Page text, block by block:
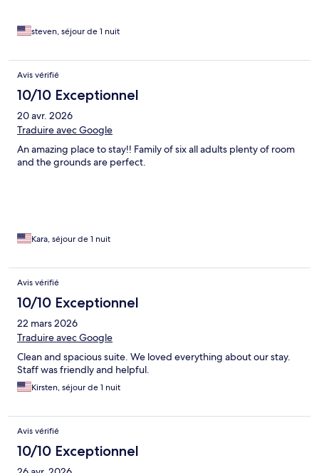
steven, séjour de 1 nuit
Avis vérifié
10/10 Exceptionnel
20 avr. 2026
Traduire avec Google
An amazing place to stay!! Family of six all adults plenty of room
and the grounds are perfect.
Kara, séjour de 1 nuit
Avis vérifié
10/10 Exceptionnel
22 mars 2026
Traduire avec Google
Clean and spacious suite. We loved everything about our stay.
Staff was friendly and helpful.
Kirsten, séjour de 1 nuit
Avis vérifié
10/10 Exceptionnel